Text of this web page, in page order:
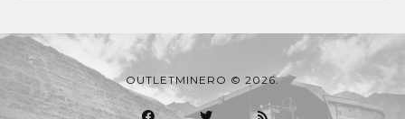
OUTLETMINERO © 2026.